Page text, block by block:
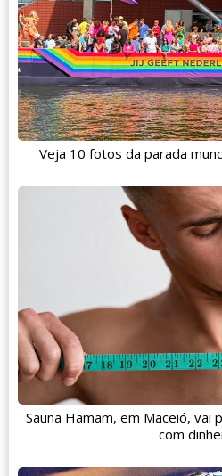
Veja 10 fotos da parada
Sauna Hamam, em Maceió,
com